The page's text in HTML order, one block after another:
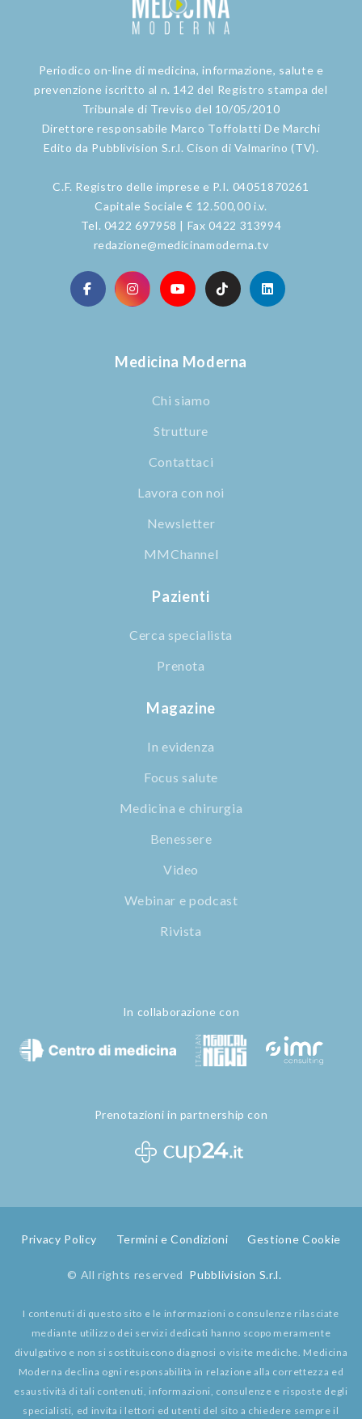
Periodico on-line di medicina, informazione, salute e
prevenzione iscritto al n. 142 del Registro stampa del
Tribunale di Treviso del 10/05/2010
Direttore responsabile Marco Toffolatti De Marchi
Edito da Pubblivision S.r.l. Cison di Valmarino (TV).
C.F. Registro delle imprese e P.I. 04051870261
Capitale Sociale € 12.500,00 i.v.
Tel. 0422 697958 | Fax 0422 313994
redazione@medicinamoderna.tv
Medicina Moderna
Chi siamo
Strutture
Contattaci
Lavora con noi
Newsletter
MMChannel
Pazienti
Cerca specialista
Prenota
Magazine
In evidenza
Focus salute
Medicina e chirurgia
Benessere
Video
Webinar e podcast
Rivista
In collaborazione con
Prenotazioni in partnership con
Privacy Policy Termini e Condizioni Gestione Cookie
© All rights reserved Pubblivision S.r.l.
I contenuti di questo sito e le informazioni o consulenze rilasciate
mediante utilizzo dei servizi dedicati hanno scopo meramente
divulgativo e non si sostituiscono diagnosi o visite mediche. Medicina
Moderna declina ogni responsabilità in relazione alla correttezza ed
esaustività di tali contenuti, informazioni, consulenze e risposte degli
specialisti, ed invita i lettori ed utenti del sito a chiedere sempre il